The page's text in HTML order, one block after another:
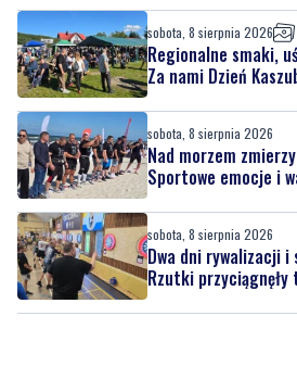
sobota, 8 sierpnia 2026
Regionalne smaki,
Za nami Dzień
sobota, 8 sierpnia 2026
Nad morzem
Sportowe emocje i
sobota, 8 sierpnia 2026
Dwa dni rywalizacji
Rzutki przyciągnęły